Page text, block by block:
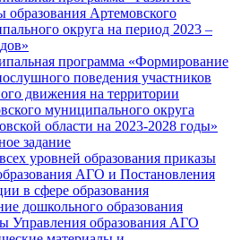
образования Артемовского
округа на период 2023 –
программа «Формирование
поведения участников
движения на территории
муниципального округа
области на 2023-2028 годы»
задание
уровней образования приказы
АГО и Постановления
в сфере образования
дошкольного образования
Управления образования АГО